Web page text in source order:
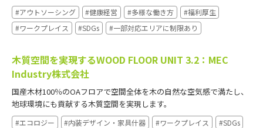
#アウトソーシング #健康経営 #多様な働き方
#福利厚生
#ワークプレイス
#SDGs #一部対応エリアに制限あり
木質空間を実現するWOOD FLOOR UNIT 3.2：MEC
Industry株式会社
国産木材100％のOAフロアで空間全体を木の自然な空気感で満たし、
地球環境にも貢献する木質空間を実現します。
#エコロジー #内装デザイン・家具什器 #ワークプレイス
#SDGs